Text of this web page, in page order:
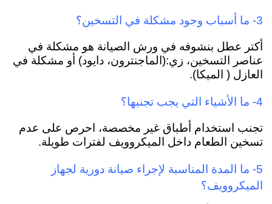
3- ما أسباب وجود مشكلة في التسخين؟
كتر عطل بنشوفه في ورش الصيانة هو مشكلة في
عناصر التسخين، زي:(الماجنترون، دايود) أو مشكلة في
العازل ( الميكا).
4- ما الأشياء التي يجب تجنبها؟
تجنب استخدام أطباق غير مخصصة، احرص على عدم
تسخين الطعام داخل الميكروويف لفترات طويلة.
5- ما المدة المناسبة لإجراء صيانة دورية لجهاز
الميكروويف؟